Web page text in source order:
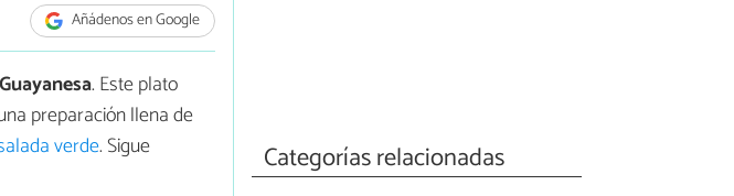
Añádenos en Google
. Este plato
preparación llena de
verde. Sigue
Categorías relacionadas